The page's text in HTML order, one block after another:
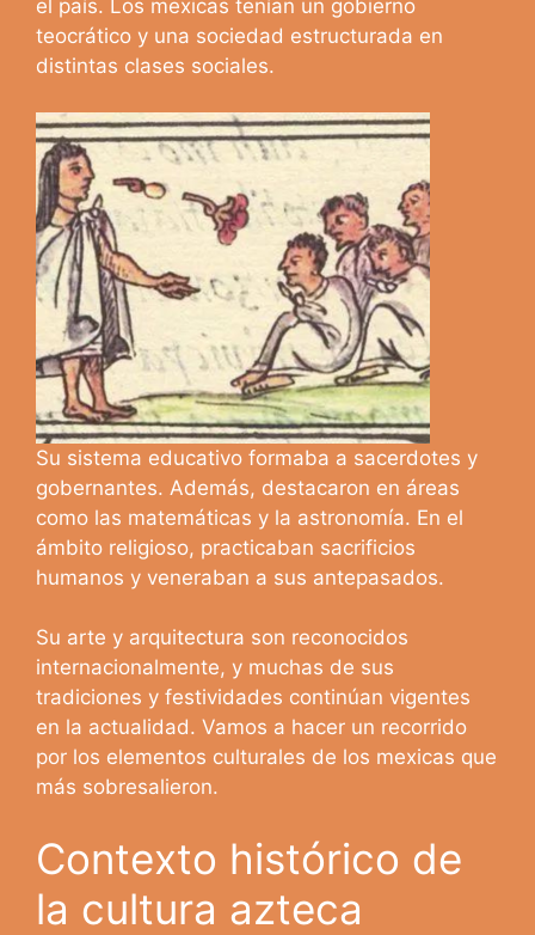
el país. Los mexicas tenían un gobierno
teocrático y una sociedad estructurada en
distintas clases sociales.
Su sistema educativo formaba a sacerdotes y
gobernantes. Además, destacaron en áreas
como las matemáticas y la astronomía. En el
ámbito religioso, practicaban sacrificios
humanos y veneraban a sus antepasados.
Su arte y arquitectura son reconocidos
internacionalmente, y muchas de sus
tradiciones y festividades continúan vigentes
en la actualidad. Vamos a hacer un recorrido
por los elementos culturales de los mexicas que
más sobresalieron.
Contexto histórico de
la cultura azteca